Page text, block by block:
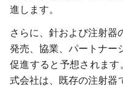
進します。
さらに、針および注射器
発売、協業、パートナー
促進すると予想されます
式会社は、既存の注射器